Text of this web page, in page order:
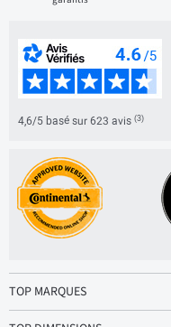
4,6/5 basé sur 623 avis (3)
TOP MARQUES